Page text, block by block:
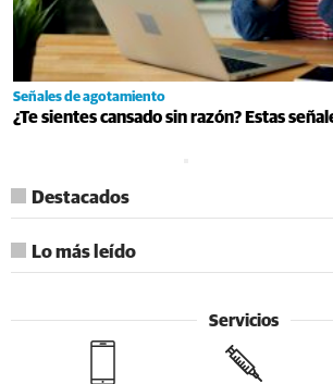
Señales de agotamiento
¿Te sientes cansado sin razón? Estas
Destacados
Lo más leído
Servicios